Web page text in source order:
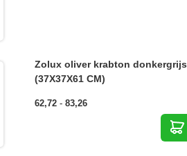
Zolux oliver krabton donkergrijs
(37X37X61 CM)
62,72 - 83,26Prijsklasse: